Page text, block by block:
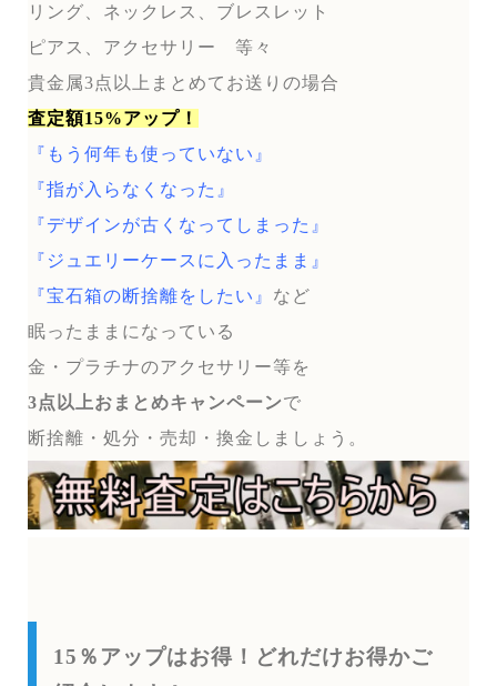
リング、ネックレス、ブレスレット
ピアス、アクセサリー 等々
貴金属3点以上まとめてお送りの場合
査定額15%アップ！
『もう何年も使っていない』
『指が入らなくなった』
『デザインが古くなってしまった』
『ジュエリーケースに入ったまま』
『宝石箱の断捨離をしたい』 など
眠ったままになっている
金・プラチナのアクセサリー等を
3点以上おまとめキャンペーンで
断捨離・処分・売却・換金しましょう。
15％アップはお得！どれだけお得かご